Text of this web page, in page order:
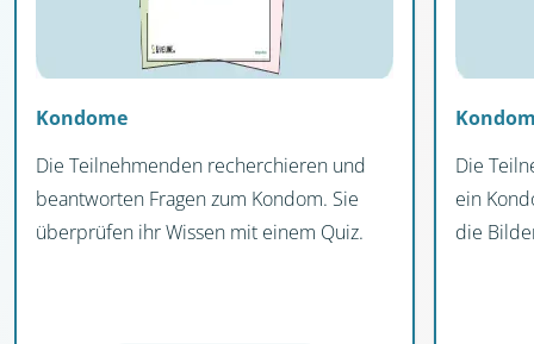
Kondome
Die Teilnehmenden recherchieren und
beantworten Fragen zum Kondom. Sie
überprüfen ihr Wissen mit einem Quiz.
Die
ein
die